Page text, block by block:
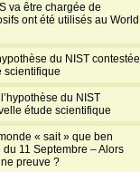
va être chargée de
ont été utilisés au World
du NIST contestée
scientifique
du NIST
étude scientifique
« sait » que ben
11 Septembre – Alors
preuve ?